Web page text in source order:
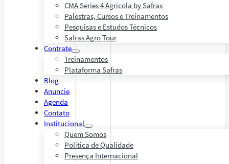
CMA Series 4 Agrícola by Safras
Palestras, Cursos e Treinamentos
Pesquisas e Estudos Técnicos
Safras Agro Tour
Contrate
Treinamentos
Plataforma Safras
Blog
Anuncie
Agenda
Contato
Institucional
Quem Somos
Política de Qualidade
Presença Internacional